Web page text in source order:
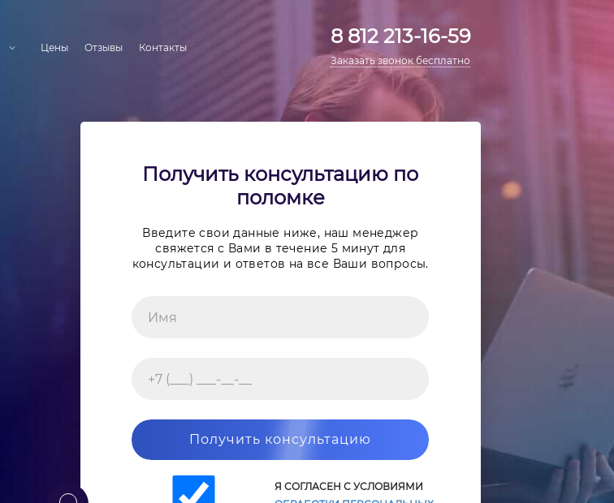
Цены Отзывы Контакты 8 812 213-16-59
Заказать звонок бесплатно
Получить консультацию по
поломке
Введите свои данные ниже, наш менеджер
свяжется с Вами в течение 5 минут для
консультации и ответов на все Ваши вопросы.
Получить консультацию
Я СОГЛАСЕН С УСЛОВИЯМИ